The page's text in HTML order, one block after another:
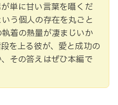
単に甘い言葉を囁くだ
う個人の存在を丸ごと
着の熱量が凄まじいか
を上る彼が、愛と成功の
その答えはぜひ本編で